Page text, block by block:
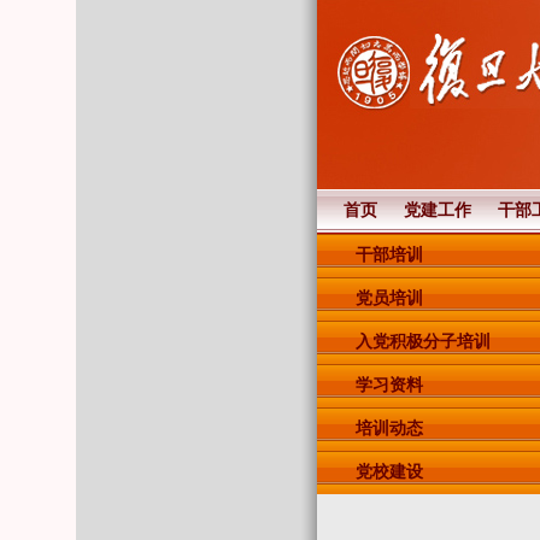
首页 党建工作 干部
干部培训
党员培训
入党积极分子培训
学习资料
培训动态
党校建设